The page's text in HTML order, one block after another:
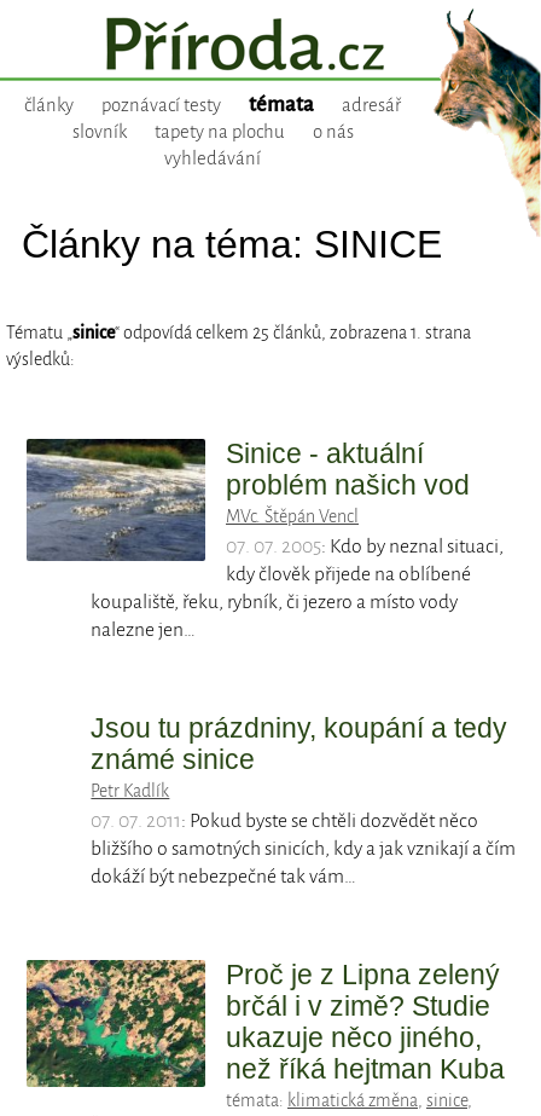
články poznávací testy témata
adresář
slovník
tapety na plochu
o nás
vyhledávání
Články na téma: SINICE
Tématu „sinice“ odpovídá celkem 25 článků, zobrazena 1. strana
výsledků:
Sinice - aktuální
problém našich vod
MVc. Štěpán Vencl
07. 07. 2005: Kdo by neznal situaci,
kdy člověk přijede na oblíbené
koupaliště, řeku, rybník, či jezero a místo vody
nalezne jen…
Jsou tu prázdniny, koupání a tedy
známé sinice
Petr Kadlík
07. 07. 2011: Pokud byste se chtěli dozvědět něco
bližšího o samotných sinicích, kdy a jak vznikají a čím
dokáží být nebezpečné tak vám…
Proč je z Lipna zelený
brčál i v zimě? Studie
ukazuje něco jiného,
než říká hejtman Kuba
témata: klimatická změna, sinice,